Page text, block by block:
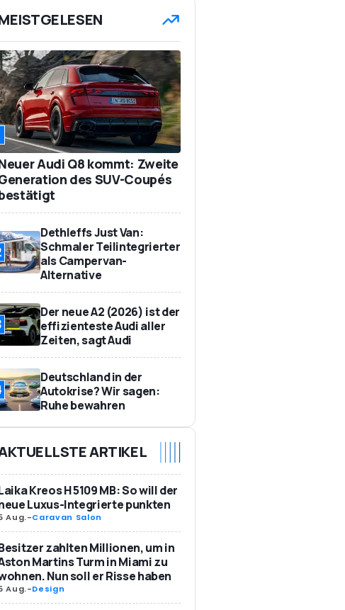
Audi Q8 kommt: Zweite
des SUV-Coupés
Dethleffs Just Van:
Schmaler Teilintegrierter
als Campervan-
Alternative
Der neue A2 (2026) ist der
effizienteste Audi aller
Zeiten, sagt Audi
Deutschland in der
Autokrise? Wir sagen:
Ruhe bewahren
ARTIKEL
Kreos H 5109 MB: So will der
Luxus-Integrierte punkten
Aug.-Caravan Salon
zahlten Millionen, um in
Martins Turm in Miami zu
Nun soll er Risse haben
Aug.-Design